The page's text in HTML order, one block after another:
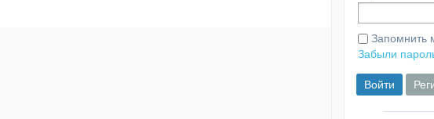
Запомнить
Забыли
Войти